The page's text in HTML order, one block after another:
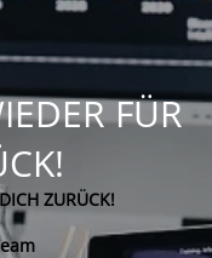
FÜR
ZURÜCK!